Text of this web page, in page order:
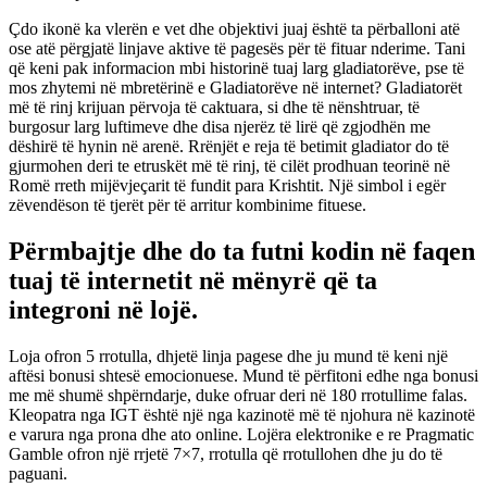
Çdo ikonë ka vlerën e vet dhe objektivi juaj është ta përballoni atë
ose atë përgjatë linjave aktive të pagesës për të fituar nderime. Tani
që keni pak informacion mbi historinë tuaj larg gladiatorëve, pse të
mos zhytemi në mbretërinë e Gladiatorëve në internet? Gladiatorët
më të rinj krijuan përvoja të caktuara, si dhe të nënshtruar, të
burgosur larg luftimeve dhe disa njerëz të lirë që zgjodhën me
dëshirë të hynin në arenë. Rrënjët e reja të betimit gladiator do të
gjurmohen deri te etruskët më të rinj, të cilët prodhuan teorinë në
Romë rreth mijëvjeçarit të fundit para Krishtit. Një simbol i egër
zëvendëson të tjerët për të arritur kombinime fituese.
Përmbajtje dhe do ta futni kodin në faqen
tuaj të internetit në mënyrë që ta
integroni në lojë.
Loja ofron 5 rrotulla, dhjetë linja pagese dhe ju mund të keni një
aftësi bonusi shtesë emocionuese. Mund të përfitoni edhe nga bonusi
me më shumë shpërndarje, duke ofruar deri në 180 rrotullime falas.
Kleopatra nga IGT është një nga kazinotë më të njohura në kazinotë
e varura nga prona dhe ato online. Lojëra elektronike e re Pragmatic
Gamble ofron një rrjetë 7×7, rrotulla që rrotullohen dhe ju do të
paguani.